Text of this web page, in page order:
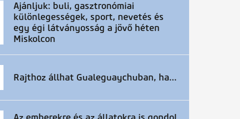
Ajánljuk: buli, gasztronómiai
különlegességek, sport, nevetés és
egy égi látványosság a jövő héten
Miskolcon
Rajthoz állhat Gualeguaychuban, ha...